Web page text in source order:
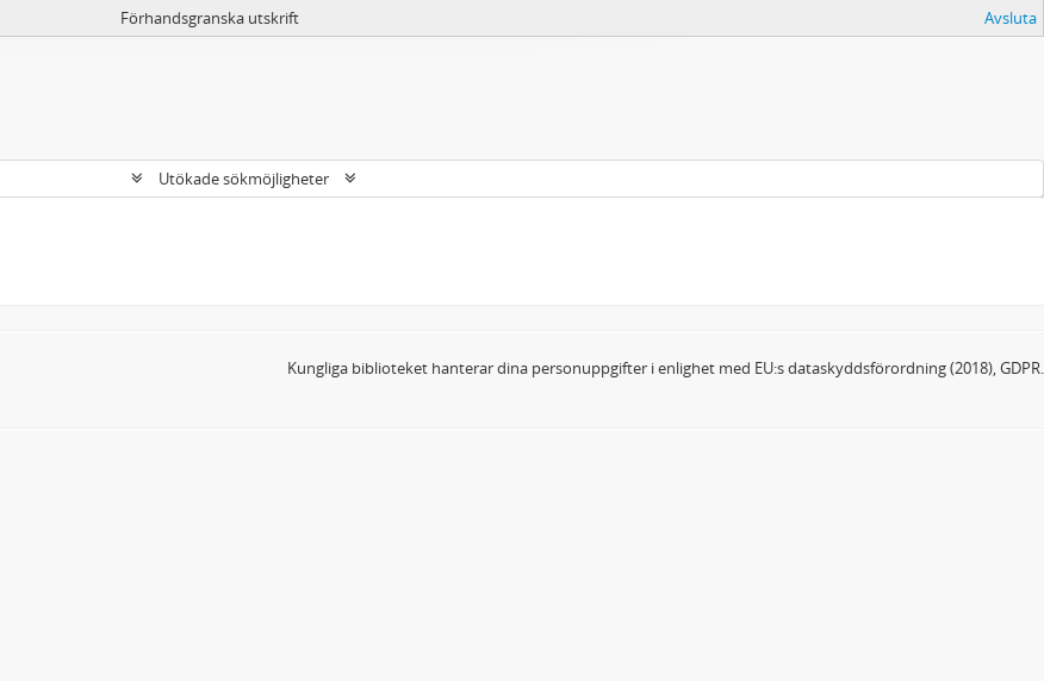
Förhandsgranska utskrift Avsluta
Utökade sökmöjligheter
Kungliga biblioteket hanterar dina personuppgifter i enlighet med EU:s dataskyddsförordning (2018), GDPR.